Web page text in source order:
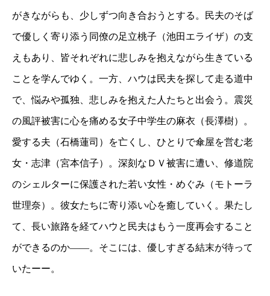
がきながらも、少しずつ向き合おうとする。民夫のそば
で優しく寄り添う同僚の足立桃子（池田エライザ）の支
えもあり、皆それぞれに悲しみを抱えながら生きている
ことを学んでゆく。一方、ハウは民夫を探して走る道中
で、悩みや孤独、悲しみを抱えた人たちと出会う。震災
の風評被害に心を痛める女子中学生の麻衣（長澤樹）。
愛する夫（石橋蓮司）を亡くし、ひとりで傘屋を営む老
女・志津（宮本信子）。深刻なＤＶ被害に遭い、修道院
のシェルターに保護された若い女性・めぐみ（モトーラ
世理奈）。彼女たちに寄り添い心を癒していく。果たし
て、長い旅路を経てハウと民夫はもう一度再会すること
ができるのか——。そこには、優しすぎる結末が待って
いたーー。